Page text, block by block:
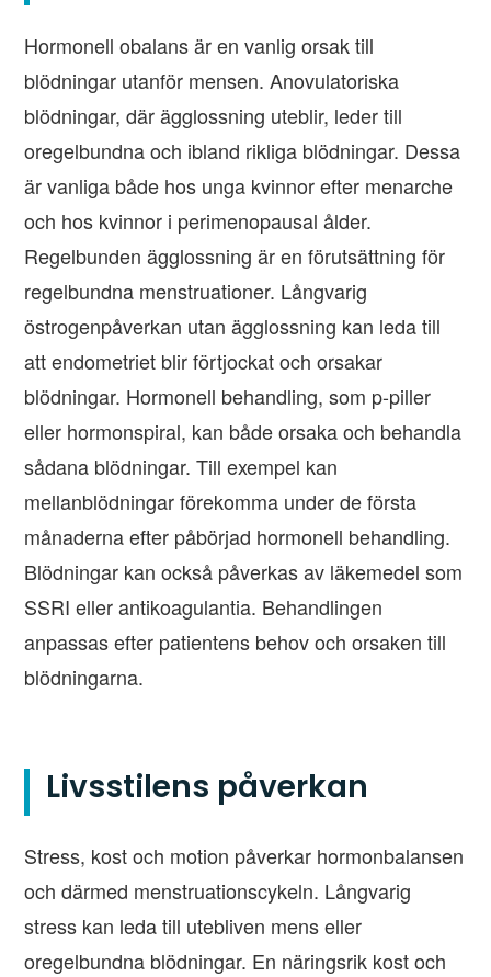
Hormonell obalans är en vanlig orsak till
blödningar utanför mensen. Anovulatoriska
blödningar, där ägglossning uteblir, leder till
oregelbundna och ibland rikliga blödningar. Dessa
är vanliga både hos unga kvinnor efter menarche
och hos kvinnor i perimenopausal ålder.
Regelbunden ägglossning är en förutsättning för
regelbundna menstruationer. Långvarig
östrogenpåverkan utan ägglossning kan leda till
att endometriet blir förtjockat och orsakar
blödningar. Hormonell behandling, som p-piller
eller hormonspiral, kan både orsaka och behandla
sådana blödningar. Till exempel kan
mellanblödningar förekomma under de första
månaderna efter påbörjad hormonell behandling.
Blödningar kan också påverkas av läkemedel som
SSRI eller antikoagulantia. Behandlingen
anpassas efter patientens behov och orsaken till
blödningarna.
Livsstilens påverkan
Stress, kost och motion påverkar hormonbalansen
och därmed menstruationscykeln. Långvarig
stress kan leda till utebliven mens eller
oregelbundna blödningar. En näringsrik kost och